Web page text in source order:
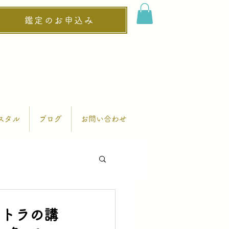
鑑定のお申込み
タル ブログ お問い合わせ
ラの講